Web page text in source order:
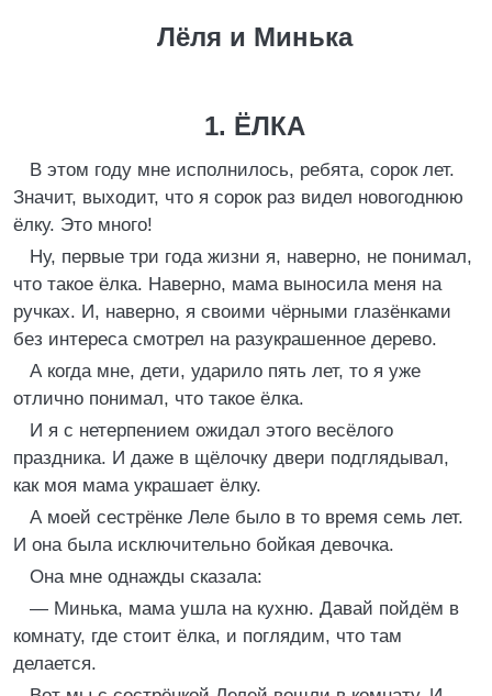
Лёля и Минька
1. ЁЛКА
В этом году мне исполнилось, ребята, сорок лет.
Значит, выходит, что я сорок раз видел новогоднюю
ёлку. Это много!
Ну, первые три года жизни я, наверно, не понимал,
что такое ёлка. Наверно, мама выносила меня на
ручках. И, наверно, я своими чёрными глазёнками
без интереса смотрел на разукрашенное дерево.
А когда мне, дети, ударило пять лет, то я уже
отлично понимал, что такое ёлка.
И я с нетерпением ожидал этого весёлого
праздника. И даже в щёлочку двери подглядывал,
как моя мама украшает ёлку.
А моей сестрёнке Леле было в то время семь лет.
И она была исключительно бойкая девочка.
Она мне однажды сказала:
— Минька, мама ушла на кухню. Давай пойдём в
комнату, где стоит ёлка, и поглядим, что там
делается.